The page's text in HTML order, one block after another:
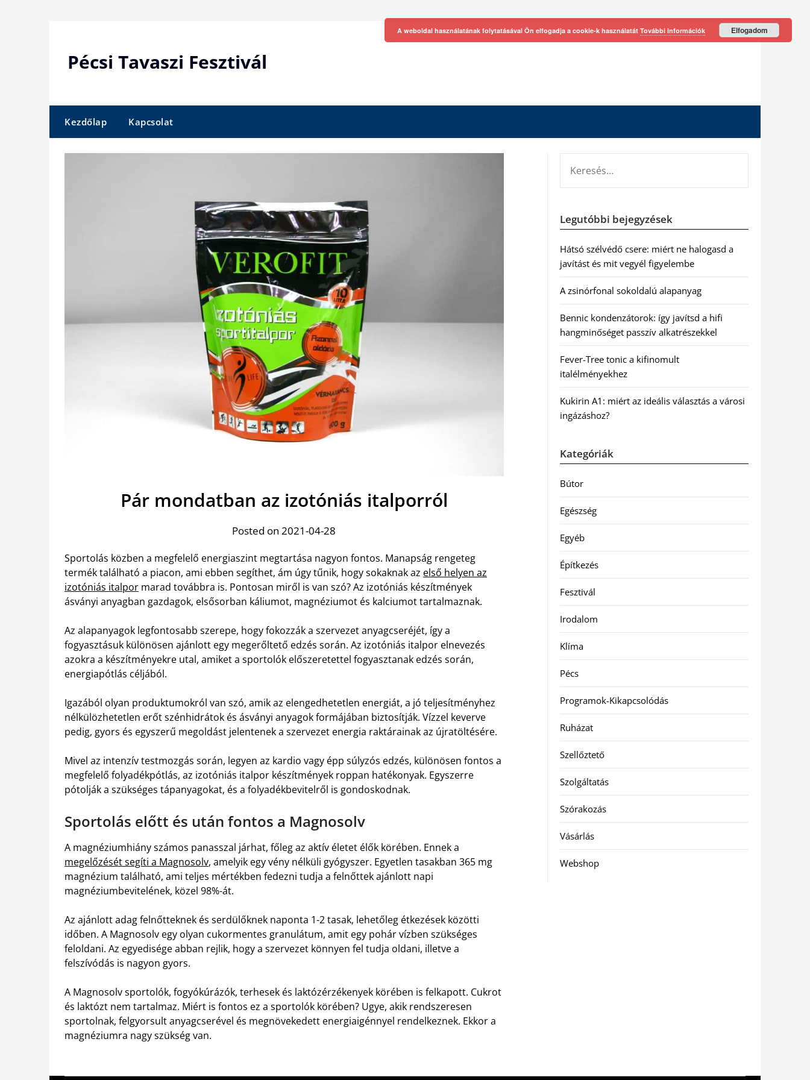
Pécsi Tavaszi Fesztivál
Kezdőlap Kapcsolat
Pár mondatban az izotóniás italporról
Posted on 2021-04-28
Sportolás közben a megfelelő energiaszint megtartása nagyon fontos. Manapság rengeteg
termék található a piacon, ami ebben segíthet, ám úgy tűnik, hogy sokaknak az első helyen az
izotóniás italpor marad továbbra is. Pontosan miről is van szó? Az izotóniás készítmények
ásványi anyagban gazdagok, elsősorban káliumot, magnéziumot és kalciumot tartalmaznak.
Az alapanyagok legfontosabb szerepe, hogy fokozzák a szervezet anyagcseréjét, így a
fogyasztásuk különösen ajánlott egy megerőltető edzés során. Az izotóniás italpor elnevezés
azokra a készítményekre utal, amiket a sportolók előszeretettel fogyasztanak edzés során,
energiapótlás céljából.
Igazából olyan produktumokról van szó, amik az elengedhetetlen energiát, a jó teljesítményhez
nélkülözhetetlen erőt szénhidrátok és ásványi anyagok formájában biztosítják. Vízzel keverve
pedig, gyors és egyszerű megoldást jelentenek a szervezet energia raktárainak az újratöltésére.
Mivel az intenzív testmozgás során, legyen az kardio vagy épp súlyzós edzés, különösen fontos a
megfelelő folyadékpótlás, az izotóniás italpor készítmények roppan hatékonyak. Egyszerre
pótolják a szükséges tápanyagokat, és a folyadékbevitelről is gondoskodnak.
Sportolás előtt és után fontos a Magnosolv
A magnéziumhiány számos panasszal járhat, főleg az aktív életet élők körében. Ennek a
megelőzését segíti a Magnosolv, amelyik egy vény nélküli gyógyszer. Egyetlen tasakban 365 mg
magnézium található, ami teljes mértékben fedezni tudja a felnőttek ajánlott napi
magnéziumbevitelének, közel 98%-át.
Az ajánlott adag felnőtteknek és serdülőknek naponta 1-2 tasak, lehetőleg étkezések közötti
időben. A Magnosolv egy olyan cukormentes granulátum, amit egy pohár vízben szükséges
feloldani. Az egyedisége abban rejlik, hogy a szervezet könnyen fel tudja oldani, illetve a
felszívódás is nagyon gyors.
A Magnosolv sportolók, fogyókúrázók, terhesek és laktózérzékenyek körében is felkapott. Cukrot
és laktózt nem tartalmaz. Miért is fontos ez a sportolók körében? Ugye, akik rendszeresen
sportolnak, felgyorsult anyagcserével és megnövekedett energiaigénnyel rendelkeznek. Ekkor a
magnéziumra nagy szükség van.
Legutóbbi bejegyzések
Hátsó szélvédő csere: miért ne halogasd a
javítást és mit vegyél figyelembe
A zsinórfonal sokoldalú alapanyag
Bennic kondenzátorok: így javítsd a hifi
hangminőséget passzív alkatrészekkel
Fever-Tree tonic a kifinomult
italélményekhez
Kukirin A1: miért az ideális választás a városi
ingázáshoz?
Kategóriák
Bútor
Egészség
Egyéb
Építkezés
Fesztivál
Irodalom
Klíma
Pécs
Programok-Kikapcsolódás
Ruházat
Szellőztető
Szolgáltatás
Szórakozás
Vásárlás
Webshop
A weboldal használatának folytatásával Ön elfogadja a cookie-k használatát További információk Elfogadom